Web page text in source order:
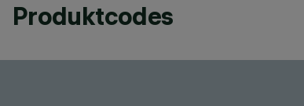
Produktcodes